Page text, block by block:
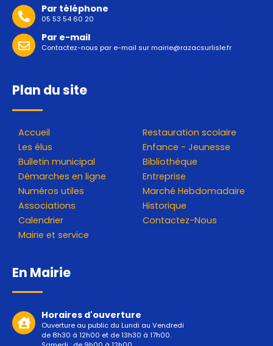
Par téléphone
05 53 54 60 20
Par e-mail
Contactez-nous par e-mail surmairie@razacsurlisle.fr
Plan du site
Accueil
Les élus
Bulletin municipal
Démarches en ligne
Numéros utiles
Associations
Calendrier
Mairie et service
Restauration scolaire
Enfance - Jeunesse
Bibliothéque
Entreprise
Marché Hebdomadaire
Historique
Contactez-Nous
En Mairie
Horaires d'ouverture
Ouverture au public du Lundi au Vendredi
de 8h30 à 12h00 et de 13h30 à 17h00.